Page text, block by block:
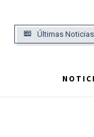
Últimas Noticias